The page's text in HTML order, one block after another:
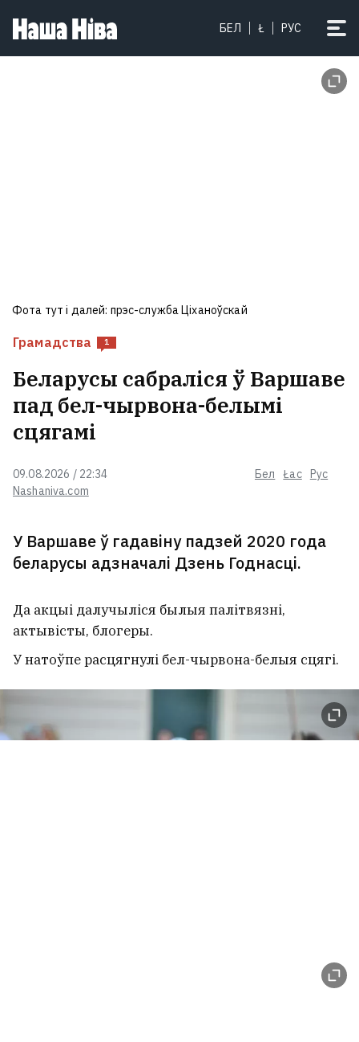
БЕЛ Ł РУС
Грамадства 1
Nashaniva.com
09.08.2026 / 22:34 Бел Łac Рус
Беларусы сабраліся ў Варшаве
пад бел-чырвона-белымі
сцягамі
У Варшаве ў гадавіну падзей 2020 года
беларусы адзначалі Дзень Годнасці.
Фота тут і далей: прэс-служба Ціханоўскай
Да акцыі далучыліся былыя палітвязні,
актывісты, блогеры.
У натоўпе расцягнулі бел-чырвона-белыя сцягі.